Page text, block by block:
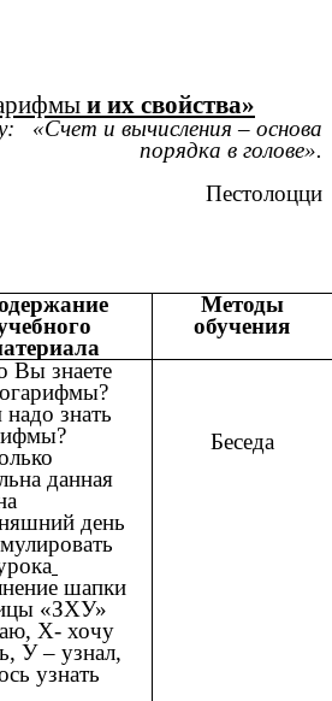
и их свойства»
«Счет и вычисления – основа
порядка в голове».
Пестолоцци
Методы
обучения
Вы знаете
надо знать
данная
день
шапки
«ЗХУ»
Х- хочу
У – узнал,
узнать
Беседа